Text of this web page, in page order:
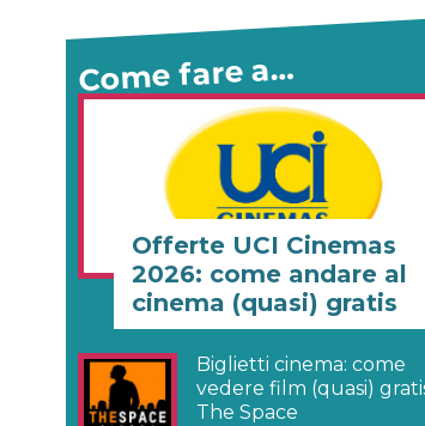
Come fare a…
Offerte UCI Cinemas
2026: come andare al
cinema (quasi) gratis
Biglietti cinema: come
vedere film (quasi)
The Space